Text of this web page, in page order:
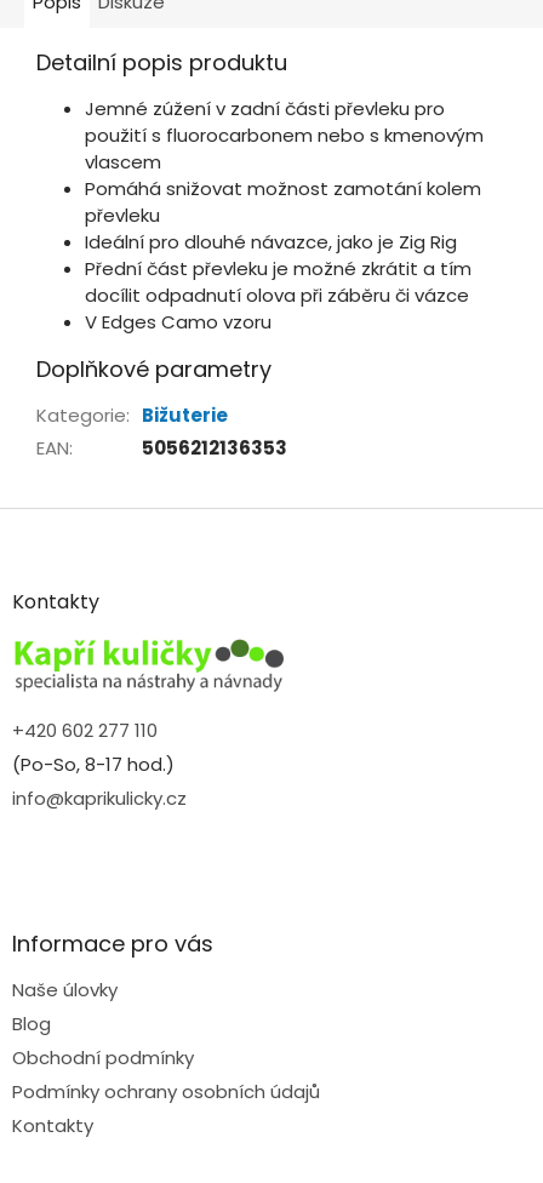
Detailní popis produktu
Jemné zúžení v zadní části převleku pro
použití s fluorocarbonem nebo s kmenovým
vlascem
Pomáhá snižovat možnost zamotání kolem
převleku
Ideální pro dlouhé návazce, jako je Zig Rig
Přední část převleku je možné zkrátit a tím
docílit odpadnutí olova při záběru či vázce
V Edges Camo vzoru
Doplňkové parametry
Kategorie: Bižuterie
EAN: 5056212136353
Z
aKontakty
+420 602 277 110
(Po-So, 8-17 hod.)
info@kaprikulicky.cz
Informace pro vás
Naše úlovky
Blog
Obchodní podmínky
Podmínky ochrany osobních údajů
Kontakty